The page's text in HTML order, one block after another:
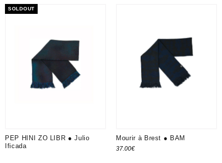
SOLDOUT
PEP HINI ZO LIBR ● Julio
Ificada
Mourir à Brest ● BAM
37.00€